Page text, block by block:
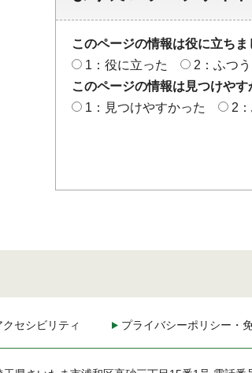
このページの情報は役に立ちま
1：役に立った
2：ふつう
このページの情報は見つけやす
1：見つけやすかった
2
セシビリティ プライバシーポリシー・